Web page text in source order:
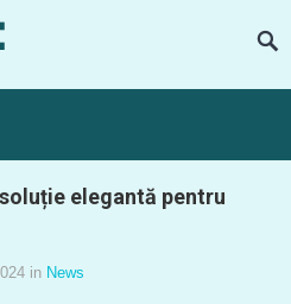
elegantă pentru
in News